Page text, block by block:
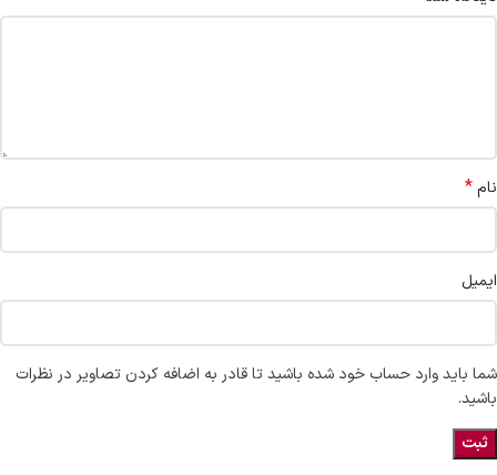
نام*
ایمیل
شما باید وارد حساب خود شده باشید تا قادر به اضافه کردن تصاویر در نظرات
باشید.